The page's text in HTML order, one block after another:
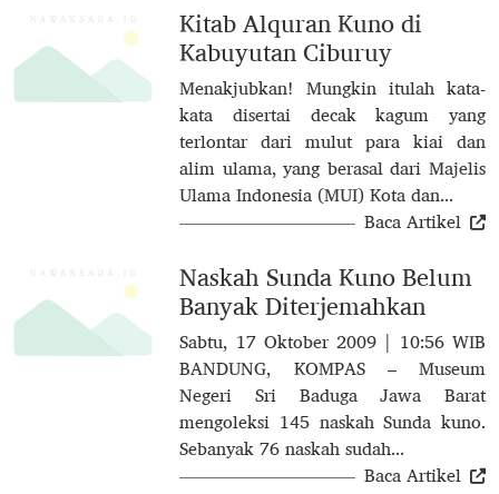
Kitab Alquran Kuno di
Kabuyutan Ciburuy
Menakjubkan! Mungkin itulah kata-
kata disertai decak kagum yang
terlontar dari mulut para kiai dan
alim ulama, yang berasal dari Majelis
Ulama Indonesia (MUI) Kota dan...
Baca Artikel
Naskah Sunda Kuno Belum
Banyak Diterjemahkan
Sabtu, 17 Oktober 2009 | 10:56 WIB
BANDUNG, KOMPAS – Museum
Negeri Sri Baduga Jawa Barat
mengoleksi 145 naskah Sunda kuno.
Sebanyak 76 naskah sudah...
Baca Artikel